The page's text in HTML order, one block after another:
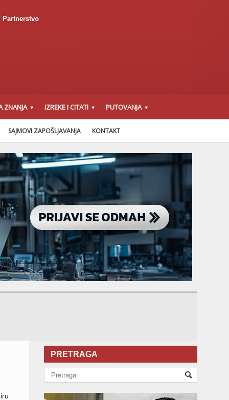
Partnerstvo
ZNANJA IZREKE I CITATI PUTOVANJA
SAJMOVI ZAPOŠLJAVANJA KONTAKT
PRETRAGA